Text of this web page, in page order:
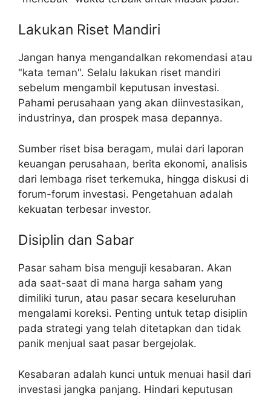
Lakukan Riset Mandiri
Jangan hanya mengandalkan rekomendasi atau
"kata teman". Selalu lakukan riset mandiri
sebelum mengambil keputusan investasi.
Pahami perusahaan yang akan diinvestasikan,
industrinya, dan prospek masa depannya.
Sumber riset bisa beragam, mulai dari laporan
keuangan perusahaan, berita ekonomi, analisis
dari lembaga riset terkemuka, hingga diskusi di
forum-forum investasi. Pengetahuan adalah
kekuatan terbesar investor.
Disiplin dan Sabar
Pasar saham bisa menguji kesabaran. Akan
ada saat-saat di mana harga saham yang
dimiliki turun, atau pasar secara keseluruhan
mengalami koreksi. Penting untuk tetap disiplin
pada strategi yang telah ditetapkan dan tidak
panik menjual saat pasar bergejolak.
Kesabaran adalah kunci untuk menuai hasil dari
investasi jangka panjang. Hindari keputusan